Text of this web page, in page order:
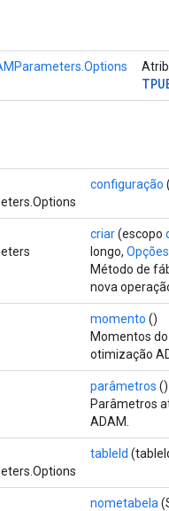
configuração
criar(escopo
longo,
Método de
nova
momento ()
Momentos
otimização
parâmetros ()
Parâmetros
ADAM.
tableId
nometabela